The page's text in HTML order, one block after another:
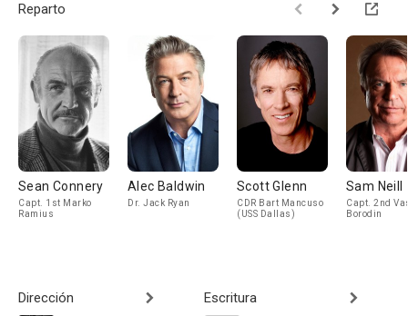
Reparto
Sean Connery
Capt. 1st Marko
Ramius
Alec Baldwin
Dr. Jack Ryan
Scott Glenn
CDR Bart Mancuso
(USS Dallas)
Sam Neill
Capt. 2nd
Borodin
Dirección
Escritura